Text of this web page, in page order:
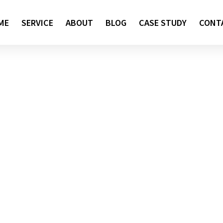
SERVICE ABOUT BLOG CASE STUDY